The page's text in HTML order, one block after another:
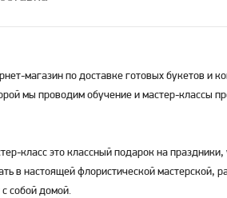
магазин по доставке готовых букетов и
мы проводим обучение и мастер-классы
класс это классный подарок на
в настоящей флористической мастерской,
собой домой.